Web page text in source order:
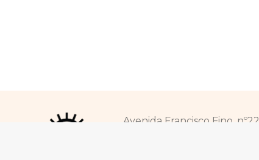
Avenida Francisco Fino, nº22,